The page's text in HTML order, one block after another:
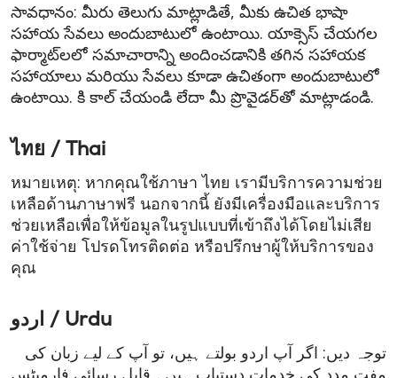
సావధానం: మీరు తెలుగు మాట్లాడితే, మీకు ఉచిత భాషా
సహాయ సేవలు అందుబాటులో ఉంటాయి. యాక్సెస్ చేయగల
ఫార్మాట్‌లలో సమాచారాన్ని అందించడానికి తగిన సహాయక
సహాయాలు మరియు సేవలు కూడా ఉచితంగా అందుబాటులో
ఉంటాయి. కి కాల్ చేయండి లేదా మీ ప్రొవైడర్‌తో మాట్లాడండి.
ไทย / Thai
หมายเหตุ: หากคุณใช้ภาษา ไทย เรามีบริการความช่วย
เหลือด้านภาษาฟรี นอกจากนี้ ยังมีเครื่องมือและบริการ
ช่วยเหลือเพื่อให้ข้อมูลในรูปแบบที่เข้าถึงได้โดยไม่เสีย
ค่าใช้จ่าย โปรดโทรติดต่อ หรือปรึกษาผู้ให้บริการของ
คุณ
اردو / Urdu
توجہ دیں: اگر آپ اردو بولتے ہیں، تو آپ کے لیے زبان کی
مفت مدد کی خدمات دستیاب ہیں۔ قابل رسائی فارمیٹس